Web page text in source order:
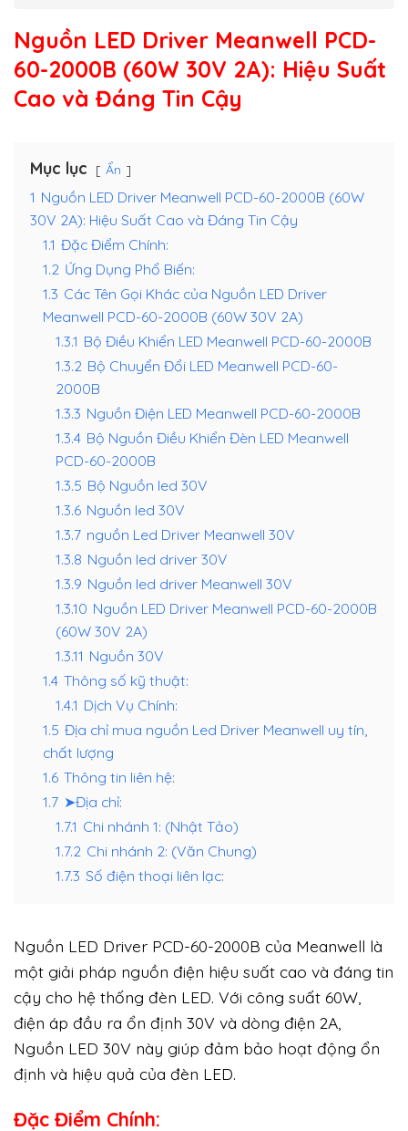
Nguồn LED Driver Meanwell PCD-
60-2000B (60W 30V 2A): Hiệu Suất
Cao và Đáng Tin Cậy
Mục lục Ẩn
1 Nguồn LED Driver Meanwell PCD-60-2000B (60W
30V 2A): Hiệu Suất Cao và Đáng Tin Cậy
1.1 Đặc Điểm Chính:
1.2 Ứng Dụng Phổ Biến:
1.3 Các Tên Gọi Khác của Nguồn LED Driver
Meanwell PCD-60-2000B (60W 30V 2A)
1.3.1 Bộ Điều Khiển LED Meanwell PCD-60-2000B
1.3.2 Bộ Chuyển Đổi LED Meanwell PCD-60-
2000B
1.3.3 Nguồn Điện LED Meanwell PCD-60-2000B
1.3.4 Bộ Nguồn Điều Khiển Đèn LED Meanwell
PCD-60-2000B
1.3.5 Bộ Nguồn led 30V
1.3.6 Nguồn led 30V
1.3.7 nguồn Led Driver Meanwell 30V
1.3.8 Nguồn led driver 30V
1.3.9 Nguồn led driver Meanwell 30V
1.3.10 Nguồn LED Driver Meanwell PCD-60-2000B
(60W 30V 2A)
1.3.11 Nguồn 30V
1.4 Thông số kỹ thuật:
1.4.1 Dịch Vụ Chính:
1.5 Địa chỉ mua nguồn Led Driver Meanwell uy tín,
chất lượng
1.6 Thông tin liên hệ:
1.7 ➤Địa chỉ:
1.7.1 Chi nhánh 1: (Nhật Tảo)
1.7.2 Chi nhánh 2: (Văn Chung)
1.7.3 Số điện thoại liên lạc:
Nguồn LED Driver PCD-60-2000B của Meanwell là
một giải pháp nguồn điện hiệu suất cao và đáng tin
cậy cho hệ thống đèn LED. Với công suất 60W,
điện áp đầu ra ổn định 30V và dòng điện 2A,
Nguồn LED 30V này giúp đảm bảo hoạt động ổn
định và hiệu quả của đèn LED.
Đặc Điểm Chính: